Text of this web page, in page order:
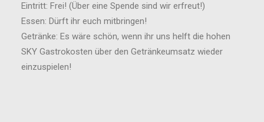
Eintritt: Frei! (Über eine Spende sind wir erfreut!)
Essen: Dürft ihr euch mitbringen!
Getränke: Es wäre schön, wenn ihr uns helft die hohen
SKY Gastrokosten über den Getränkeumsatz wieder
einzuspielen!